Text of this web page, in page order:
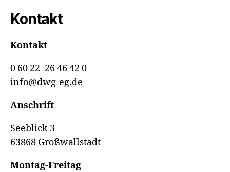
Kontakt
Kontakt
0 60 22–26 46 42 0
info@dwg-eg.de
Anschrift
Seeblick 3
63868 Großwallstadt
Montag-Freitag